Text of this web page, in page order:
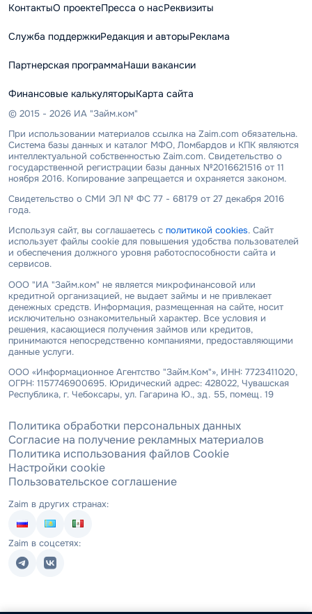
КонтактыО проектеПресса о насРеквизиты
Служба поддержкиРедакция и авторыРеклама
Партнерская программаНаши вакансии
Финансовые калькуляторыКарта сайта
© 2015 - 2026 ИА "Займ.ком"
При использовании материалов ссылка на Zaim.com обязательна.
Система базы данных и каталог МФО, Ломбардов и КПК являются
интеллектуальной собственностью Zaim.com. Свидетельство о
государственной регистрации базы данных №2016621516 от 11
ноября 2016. Копирование запрещается и охраняется законом.
Свидетельство о СМИ ЭЛ № ФС 77 - 68179 от 27 декабря 2016
года.
Используя сайт, вы соглашаетесь с политикой cookies. Сайт
использует файлы cookie для повышения удобства пользователей
и обеспечения должного уровня работоспособности сайта и
сервисов.
ООО "ИА "Займ.ком" не является микрофинансовой или
кредитной организацией, не выдает займы и не привлекает
денежных средств. Информация, размещенная на сайте, носит
исключительно ознакомительный характер. Все условия и
решения, касающиеся получения займов или кредитов,
принимаются непосредственно компаниями, предоставляющими
данные услуги.
ООО «Информационное Агентство "Займ.Ком"», ИНН: 7723411020,
ОГРН: 1157746900695. Юридический адрес: 428022, Чувашская
Республика, г. Чебоксары, ул. Гагарина Ю., зд. 55, помещ. 19
Политика обработки персональных данных
Согласие на получение рекламных материалов
Политика использования файлов Cookie
Настройки cookie
Пользовательское соглашение
Zaim в других странах:
Zaim в соцсетях: